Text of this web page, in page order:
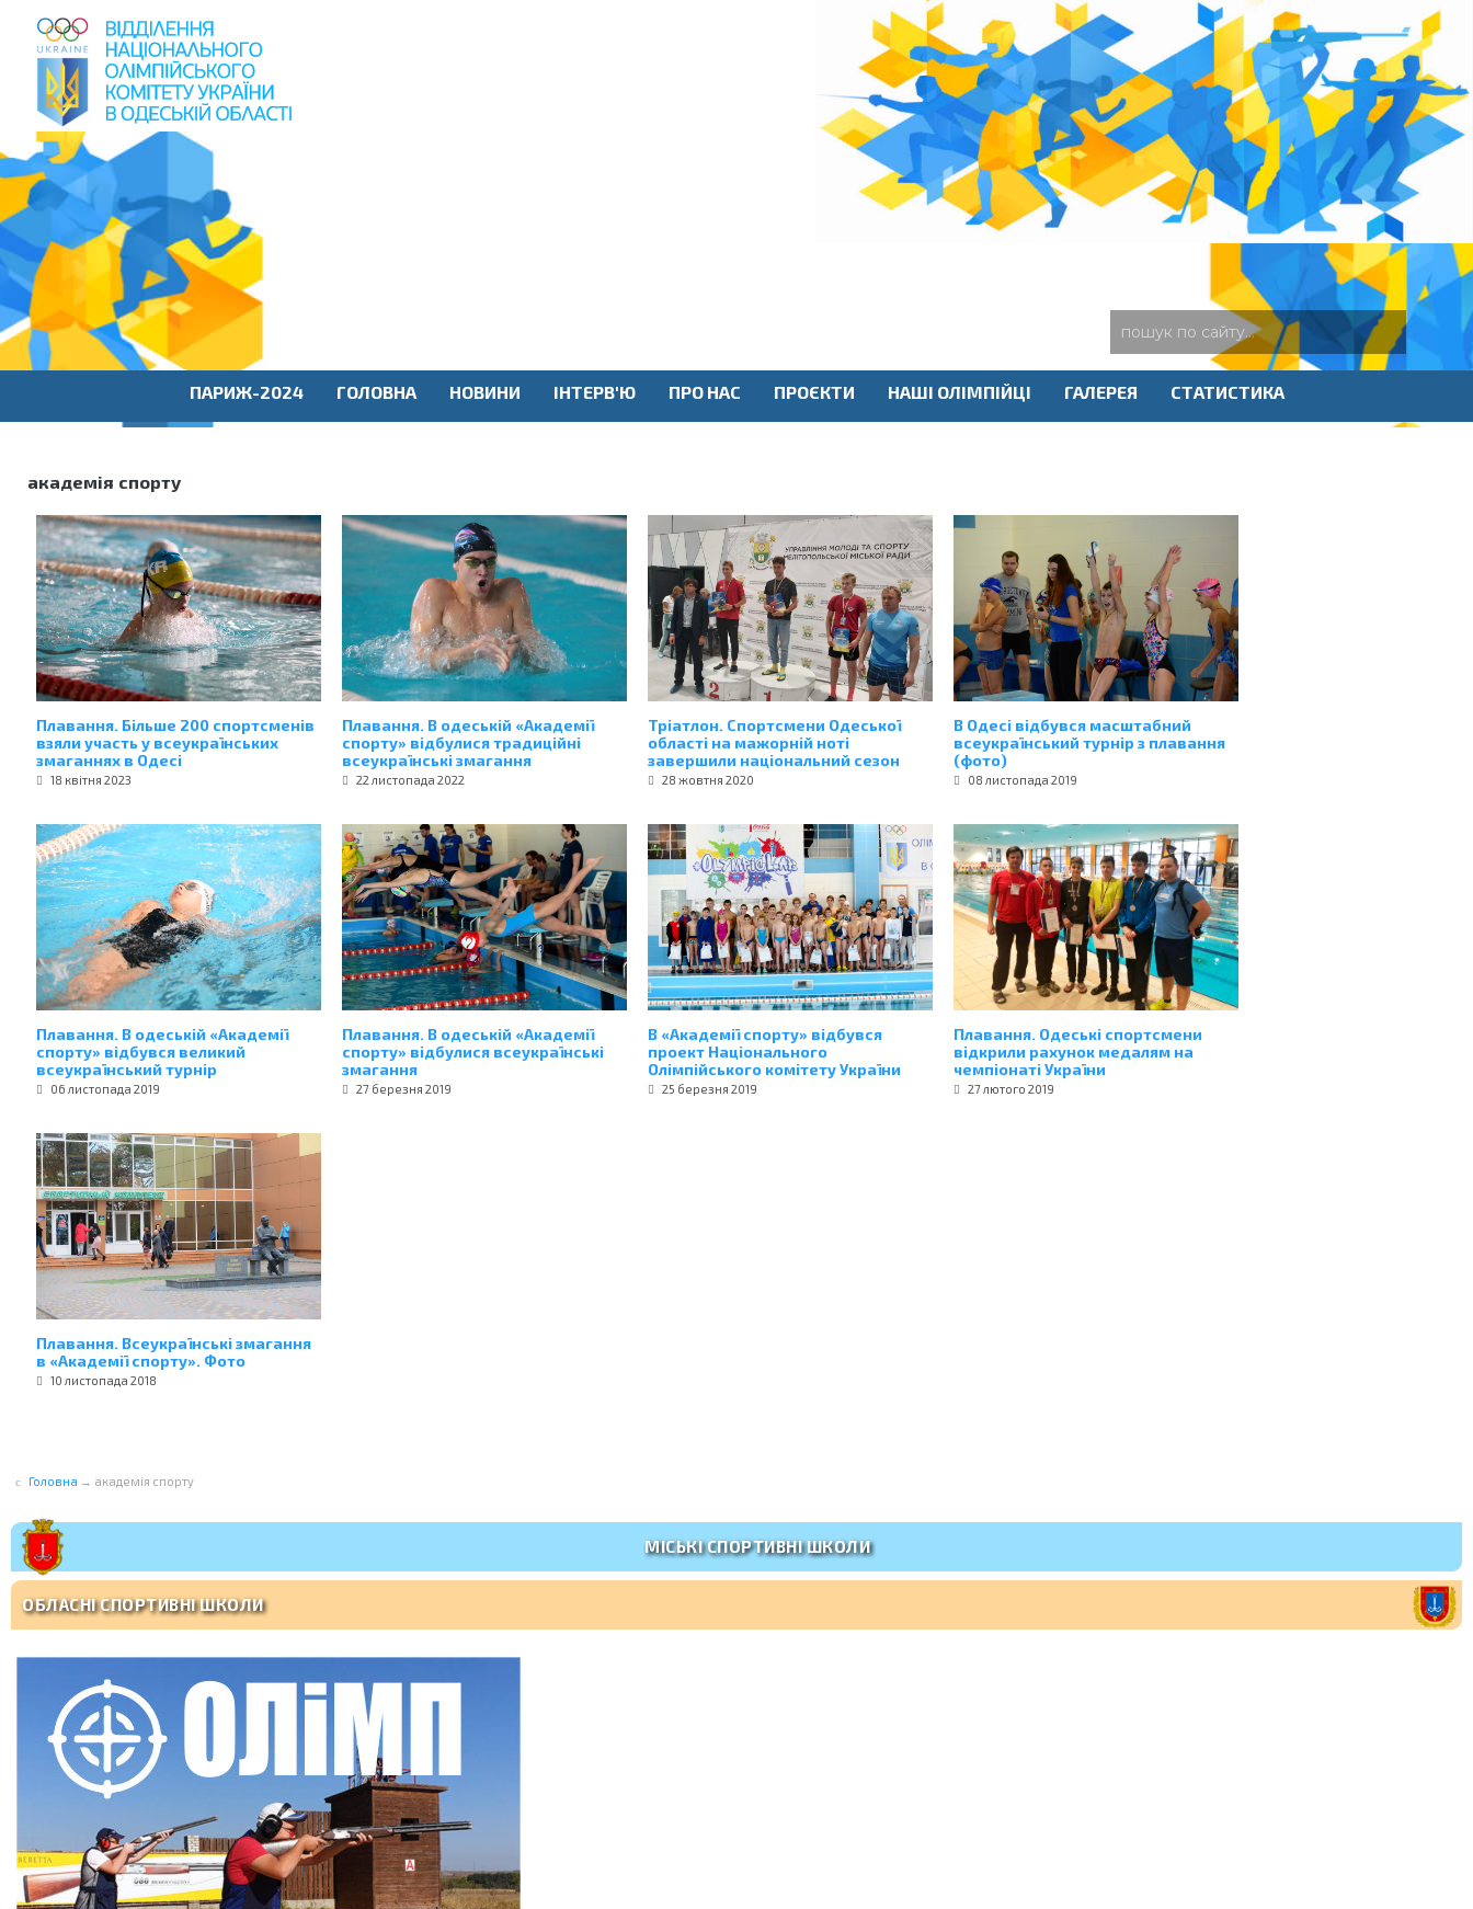
пошук
по
сайту
ПАРИЖ-2024 ГОЛОВНА НОВИНИ ІНТЕРВ'Ю ПРО НАС ПРОЄКТИ НАШІ ОЛІМПІЙЦІ ГАЛЕРЕЯ СТАТИСТИКА
академія спорту
Плавання. Більше 200 спортсменів
взяли участь у всеукраїнських
змаганнях в Одесі
18 квітня 2023
Плавання. В одеській «Академії
спорту» відбулися традиційні
всеукраїнські змагання
22 листопада 2022
Тріатлон. Спортсмени Одеської
області на мажорній ноті
завершили національний сезон
28 жовтня 2020
В Одесі відбувся масштабний
всеукраїнський турнір з плавання
(фото)
08 листопада 2019
Плавання. В одеській «Академії
спорту» відбувся великий
всеукраїнський турнір
06 листопада 2019
Плавання. В одеській «Академії
спорту» відбулися всеукраїнські
змагання
27 березня 2019
В «Академії спорту» відбувся
проект Національного
Олімпійського комітету України
25 березня 2019
Плавання. Одеські спортсмени
відкрили рахунок медалям на
чемпіонаті України
27 лютого 2019
Плавання. Всеукраїнські змагання
в «Академії спорту». Фото
10 листопада 2018
Головна → академія спорту
МІСЬКІ СПОРТИВНІ ШКОЛИ
ОБЛАСНІ СПОРТИВНІ ШКОЛИ